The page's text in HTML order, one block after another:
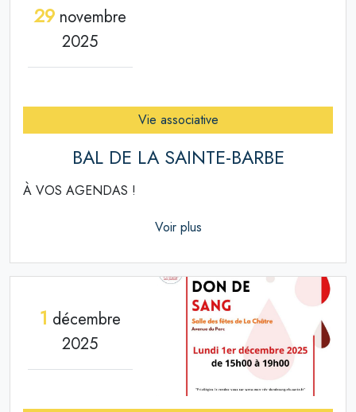
29novembre
2025
Vie associative
BAL DE LA SAINTE-BARBE
À VOS AGENDAS !
Voir plus
1 décembre
2025